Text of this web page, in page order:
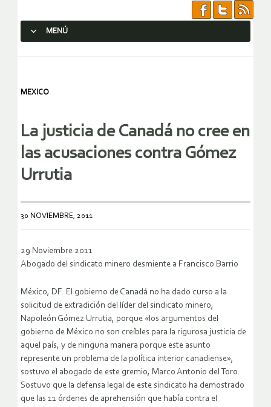
MENÚ
MEXICO
La justicia de Canadá no cree en
las acusaciones contra Gómez
Urrutia
30 NOVIEMBRE, 2011
29 Noviembre 2011
Abogado del sindicato minero desmiente a Francisco Barrio
México, DF. El gobierno de Canadá no ha dado curso a la
solicitud de extradición del líder del sindicato minero,
Napoleón Gómez Urrutia, porque «los argumentos del
gobierno de México no son creíbles para la rigurosa justicia de
aquel país, y de ninguna manera porque este asunto
represente un problema de la política interior canadiense»,
sostuvo el abogado de este gremio, Marco Antonio del Toro.
Sostuvo que la defensa legal de este sindicato ha demostrado
que las 11 órdenes de aprehensión que había contra el